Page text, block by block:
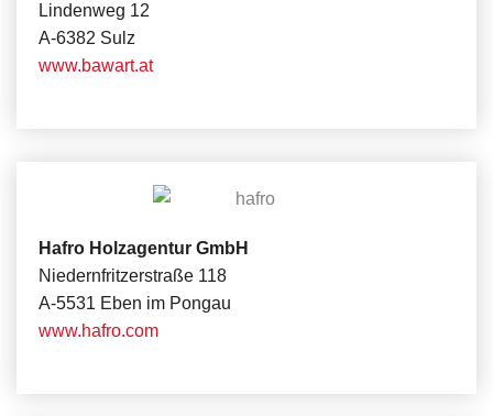
Lindenweg 12
A-6382 Sulz
www.bawart.at
Hafro Holzagentur GmbH
Niedernfritzerstraße 118
A-5531 Eben im Pongau
www.hafro.com